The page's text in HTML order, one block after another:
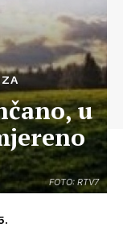
FOTO: RTV7
u